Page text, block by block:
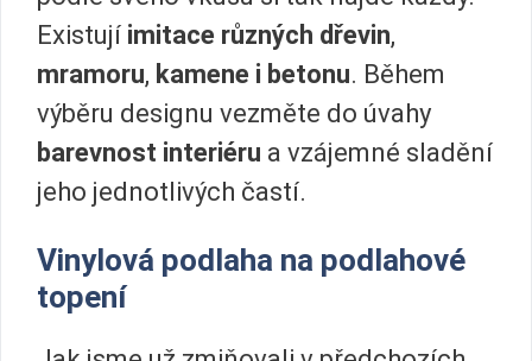
Existují imitace různých dřevin,
mramoru, kamene i betonu. Během
výběru designu vezměte do úvahy
barevnost interiéru a vzájemné sladění
jeho jednotlivých častí.
Vinylová podlaha na podlahové
topení